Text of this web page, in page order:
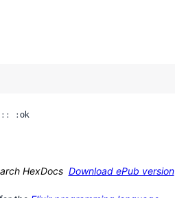
:ok
HexDocs Download ePub version